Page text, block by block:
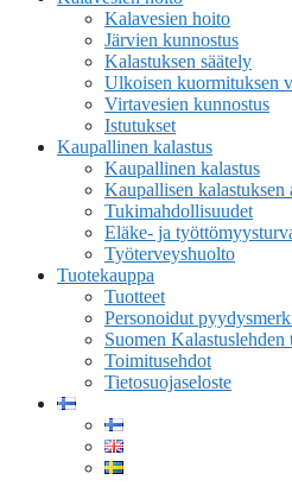
Kalavesien hoito
Järvien kunnostus
Kalastuksen säätely
Ulkoisen kuormituksen
Virtavesien kunnostus
Istutukset
Kaupallinen kalastus
Kaupallinen kalastus
Kaupallisen kalastuksen
Tukimahdollisuudet
Eläke- ja
Työterveyshuolto
Tuotekauppa
Tuotteet
Personoidut
Suomen Kalastuslehden
Toimitusehdot
Tietosuojaseloste